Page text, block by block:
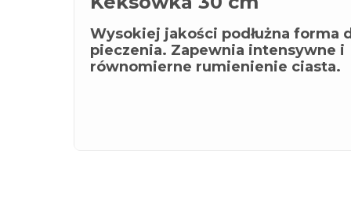
Wysokiej jakości podłużna forma
pieczenia. Zapewnia intensywne i
równomierne rumienienie ciasta.